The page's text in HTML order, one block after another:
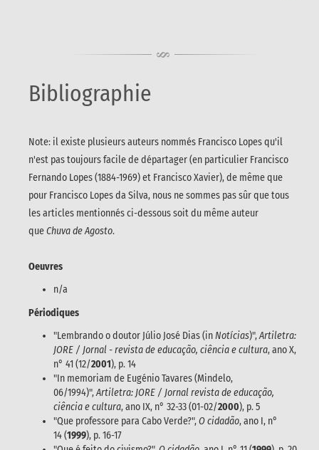
Bibliographie
Note: il existe plusieurs auteurs nommés Francisco Lopes qu'il
n'est pas toujours facile de départager (en particulier Francisco
Fernando Lopes (1884-1969) et Francisco Xavier), de même que
pour Francisco Lopes da Silva, nous ne sommes pas sûr que tous
les articles mentionnés ci-dessous soit du même auteur
queChuva de Agosto.
Oeuvres
n/a
Périodiques
"Lembrando o doutor Júlio José Dias (inNotícias)",Artiletra:
JORE / Jornal - revista de educação, ciência e cultura, ano X,
n° 41 (12/2001), p. 14
"In memoriam de Eugénio Tavares (Mindelo,
06/1994)",Artiletra: JORE / Jornal revista de educação,
ciência e cultura, ano IX, n° 32-33 (01-02/2000), p. 5
"Que professore para Cabo Verde?",O cidadão, ano I, n°
14 (1999), p. 16-17